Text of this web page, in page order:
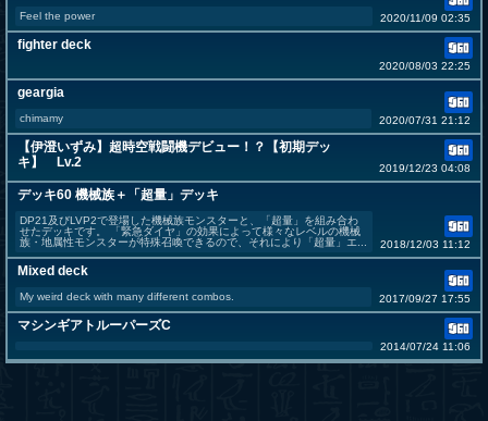
Feel the power 2020/11/09 02:35
fighter deck
2020/08/03 22:25
geargia
chimamy 2020/07/31 21:12
【伊澄いずみ】超時空戦闘機デビュー！？【初期デッ
キ】 Lv.2
2019/12/23 04:08
デッキ60 機械族＋「超量」デッキ
DP21及びLVP2で登場した機械族モンスターと、「超量」を組み合わ
せたデッキです。 「緊急ダイヤ」の効果によって様々なレベルの機械
族・地属性モンスターが特殊召喚できるので、それにより「超量」エ...
2018/12/03 11:12
Mixed deck
My weird deck with many different combos. 2017/09/27 17:55
マシンギアトルーパーズC
2014/07/24 11:06